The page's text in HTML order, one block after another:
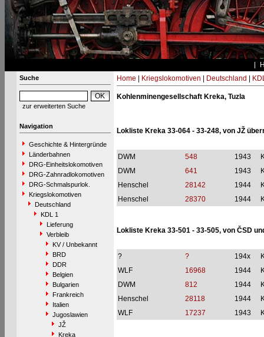
Suche
zur erweiterten Suche
Navigation
Geschichte & Hintergründe
Länderbahnen
DRG-Einheitslokomotiven
DRG-Zahnradlokomotiven
DRG-Schmalspurlok.
Kriegslokomotiven
Deutschland
KDL 1
Lieferung
Verbleib
KV / Unbekannt
BRD
DDR
Belgien
Bulgarien
Frankreich
Italien
Jugoslawien
JŽ
Kreka
Home Kriegslokomotiven Deutschland
Kohlenminengesellschaft Kreka, Tuzla
Lokliste Kreka 33-064 - 33-248, von JŽ
DWM 548 1943
DWM
641 1943
Henschel
28142 1944
Henschel
28370 1944
Lokliste Kreka 33-501 - 33-505, von ČSD
? ? 194x
WLF
16968 1944
DWM
812 1944
Henschel
28118 1944
WLF
17237 1943